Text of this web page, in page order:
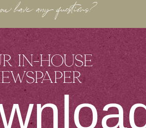
have any questions?
in-house